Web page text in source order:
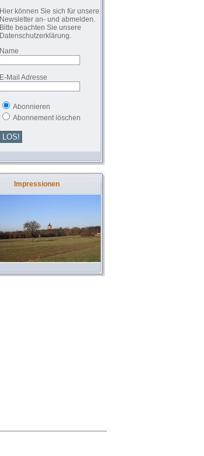
Hier können Sie sich für unsere
Newsletter an- und abmelden.
Bitte beachten Sie unsere
Datenschutzerklärung.
Name
E-Mail Adresse
Abonnieren
Abonnement löschen
Impressionen